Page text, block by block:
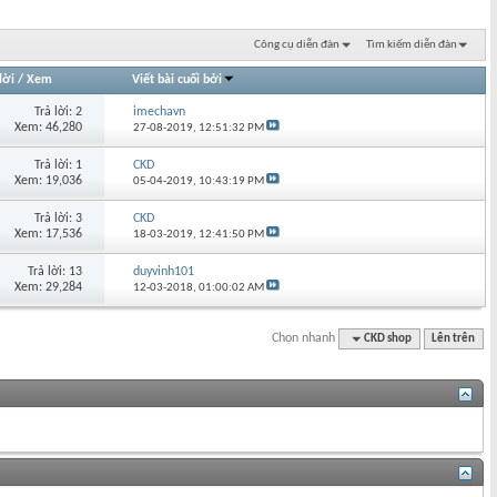
Công cụ diễn đàn Tìm kiếm diễn đàn
/ Xem Viết bài cuối bởi
Trả lời: 2
Xem: 46,280
imechavn
27-08-2019, 12:51:32 PM
Trả lời: 1
Xem: 19,036
CKD
05-04-2019, 10:43:19 PM
Trả lời: 3
Xem: 17,536
CKD
18-03-2019, 12:41:50 PM
Trả lời: 13
Xem: 29,284
duyvinh101
12-03-2018,01:00:02 AM
Chọn nhanh CKD shop Lên trên